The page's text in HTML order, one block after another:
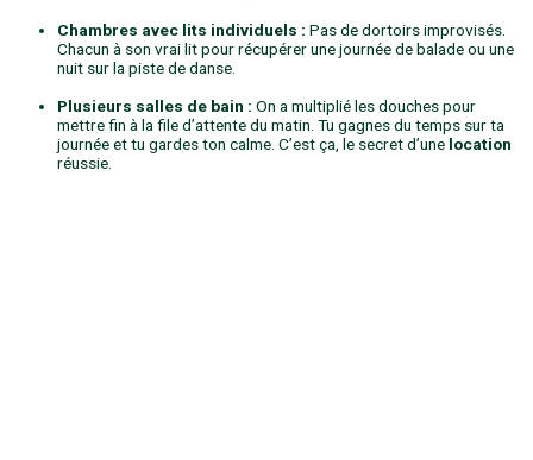
Chambres avec lits individuels : Pas de dortoirs improvisés.
Chacun à son vrai lit pour récupérer une journée de balade ou une
nuit sur la piste de danse.
Plusieurs salles de bain : On a multiplié les douches pour
mettre fin à la file d’attente du matin. Tu gagnes du temps sur ta
journée et tu gardes ton calme. C’est ça, le secret d’une location
réussie.